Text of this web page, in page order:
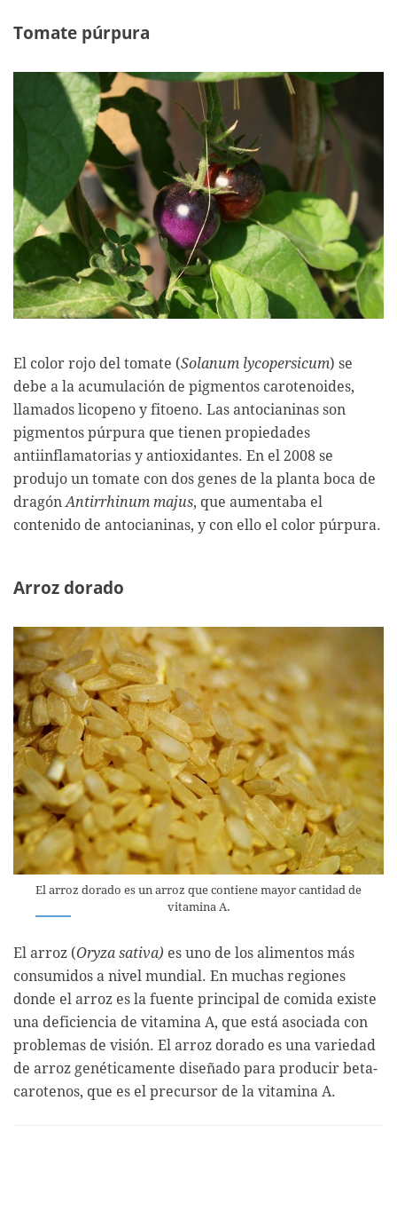
Tomate púrpura
El color rojo del tomate (Solanum lycopersicum) se
debe a la acumulación de pigmentos carotenoides,
llamados licopeno y fitoeno. Las antocianinas son
pigmentos púrpura que tienen propiedades
antiinflamatorias y antioxidantes. En el 2008 se
produjo un tomate con dos genes de la planta boca de
dragónAntirrhinum majus, que aumentaba el
contenido de antocianinas, y con ello el color púrpura.
Arroz dorado
El arroz dorado es un arroz que contiene mayor cantidad de
vitamina A.
El arroz (Oryza sativa) es uno de los alimentos más
consumidos a nivel mundial. En muchas regiones
donde el arroz es la fuente principal de comida existe
una deficiencia de vitamina A, que está asociada con
problemas de visión. El arroz dorado es una variedad
de arroz genéticamente diseñado para producir beta-
carotenos, que es el precursor de la vitamina A.